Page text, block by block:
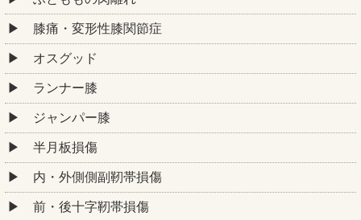
膝痛・変形性膝関節症
オスグッド
ランナー膝
ジャンパー膝
半月板損傷
内・外側側副靭帯損傷
前・後十字靭帯損傷